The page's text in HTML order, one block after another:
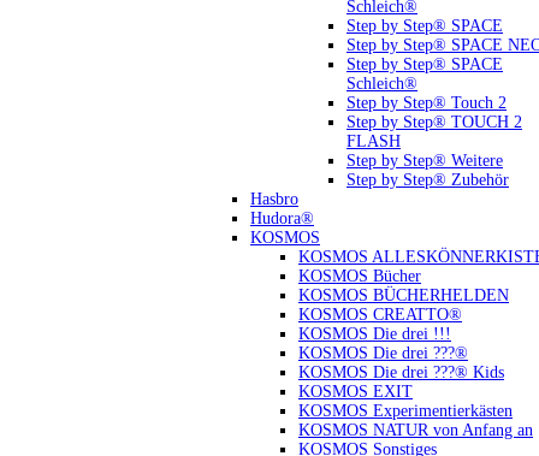
Schleich®
Step by Step® SPACE
Step by Step® SPACE
Step by Step® SPACE
Schleich®
Step by Step® Touch 2
Step by Step® TOUCH 2
FLASH
Step by Step® Weitere
Step by Step® Zubehör
Hasbro
Hudora®
KOSMOS
KOSMOS
KOSMOS Bücher
KOSMOS BÜCHERHELDEN
KOSMOS CREATTO®
KOSMOS Die drei !!!
KOSMOS Die drei ???®
KOSMOS Die drei ???® Kids
KOSMOS EXIT
KOSMOS Experimentierkästen
KOSMOS NATUR von Anfang an
KOSMOS Sonstiges